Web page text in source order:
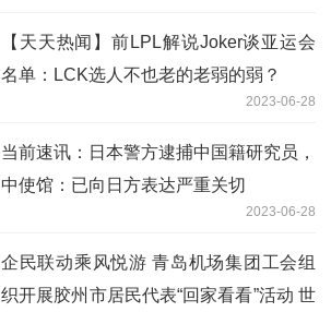
【天天热闻】前LPL解说Joker谈亚运会
名单：LCK选人不也老的老弱的弱？
2023-06-28
当前速讯：日本警方逮捕中国籍研究员，
中使馆：已向日方表达严重关切
2023-06-28
企民联动乘风悦游 青岛机场集团工会组
织开展胶州市居民代表“回家看看”活动 世